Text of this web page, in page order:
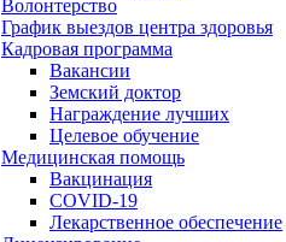
Волонтерство
График выездов центра здоровья
Кадровая программа
Вакансии
Земский доктор
Награждение лучших
Целевое обучение
Медицинская помощь
Вакцинация
COVID-19
Лекарственное обеспечение